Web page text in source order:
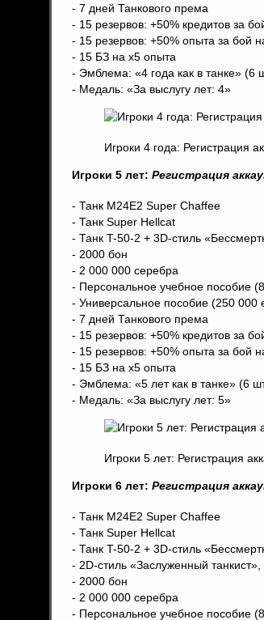
- 7 дней Танкового према
- 15 резервов: +50% кредитов за
- 15 резервов: +50% опыта за бой
- 15 БЗ на x5 опыта
- Эмблема: «4 года как в танке» (6
- Медаль: «За выслугу лет: 4»
Игроки 4 года: Регистрация
Игроки 5 лет: Регистрация
- Танк М24Е2 Super Chaffee
- Танк Super Hellcat
- Танк T-50-2 + 3D-стиль
- 2000 бон
- 2 000 000 серебра
- Персональное учебное пособие
- Универсальное пособие (250 000
- 7 дней Танкового према
- 15 резервов: +50% кредитов за
- 15 резервов: +50% опыта за бой
- 15 БЗ на x5 опыта
- Эмблема: «5 лет как в танке» (6
- Медаль: «За выслугу лет: 5»
Игроки 5 лет: Регистрация
Игроки 6 лет: Регистрация
- Танк М24Е2 Super Chaffee
- Танк Super Hellcat
- Танк T-50-2 + 3D-стиль
- 2D-стиль «Заслуженный
- 2000 бон
- 2 000 000 серебра
- Персональное учебное пособие